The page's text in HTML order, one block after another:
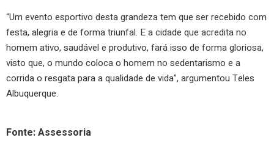
“Um evento esportivo desta grandeza tem que ser recebido com
festa, alegria e de forma triunfal. E a cidade que acredita no
homem ativo, saudável e produtivo, fará isso de forma gloriosa,
visto que, o mundo coloca o homem no sedentarismo e a
corrida o resgata para a qualidade de vida”, argumentou Teles
Albuquerque.
Fonte: Assessoria